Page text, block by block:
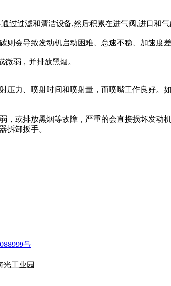
过过滤和清洁设备,然后积累在进气阀,进口和
则会导致发动机启动困难、怠速不稳、加速度
弱，并排放黑烟。
压力、喷射时间和喷射量，而喷嘴工作良好
，或排放黑烟等故障，严重的会直接损坏发
拆卸扳手。
号
光工业园